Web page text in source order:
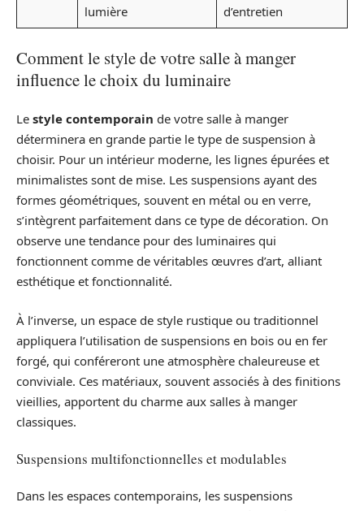
lumière
d’entretien
Comment le style de votre salle à manger
influence le choix du luminaire
Le style contemporain de votre salle à manger
déterminera en grande partie le type de suspension à
choisir. Pour un intérieur moderne, les lignes épurées et
minimalistes sont de mise. Les suspensions ayant des
formes géométriques, souvent en métal ou en verre,
s’intègrent parfaitement dans ce type de décoration. On
observe une tendance pour des luminaires qui
fonctionnent comme de véritables œuvres d’art, alliant
esthétique et fonctionnalité.
À l’inverse, un espace de style rustique ou traditionnel
appliquera l’utilisation de suspensions en bois ou en fer
forgé, qui conféreront une atmosphère chaleureuse et
conviviale. Ces matériaux, souvent associés à des finitions
vieillies, apportent du charme aux salles à manger
classiques.
Suspensions multifonctionnelles et modulables
Dans les espaces contemporains, les suspensions